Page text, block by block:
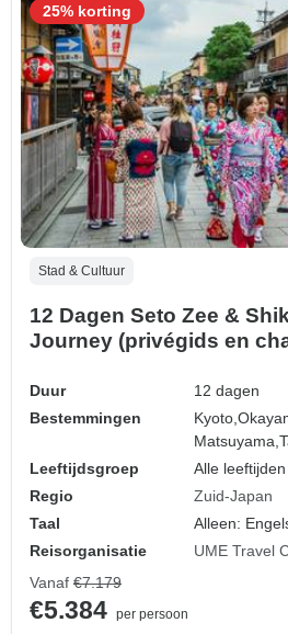
Stad & Cultuur
12 Dagen Seto Zee &
Journey (privégids en
Duur
12 dagen
Bestemmingen
Kyoto,
Matsuyama,
Leeftijdsgroep
Alle
Regio
Zuid-Japan
Taal
Alleen:
Reisorganisatie
UME Travel
25% korting
Vanaf €7.179
€5.384 per persoon